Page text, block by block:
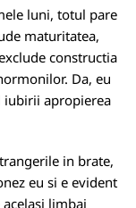
luni, totul pare
maturitatea,
constructia
Da, eu
iubirii apropierea
in brate,
eu si e evident
acelasi limbaj